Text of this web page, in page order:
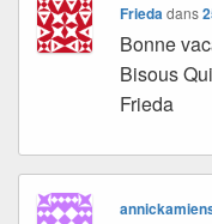
Friedadans
Bonne
Bisous
Frieda